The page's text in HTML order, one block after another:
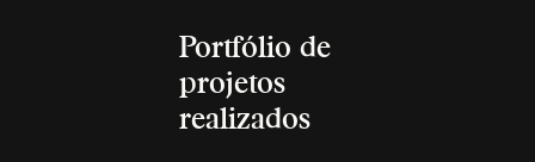
Portfólio de
projetos
realizados